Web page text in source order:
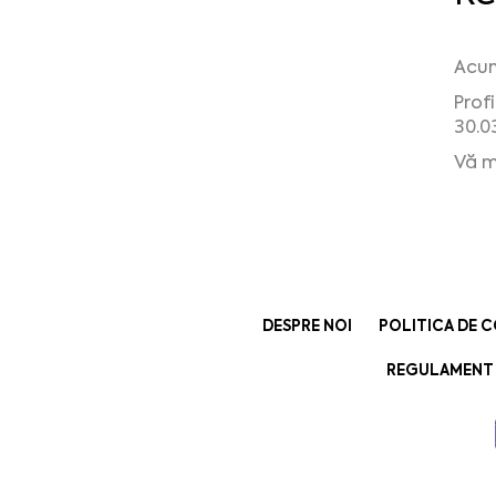
Vă
DESPRE NOI POLITICA DE